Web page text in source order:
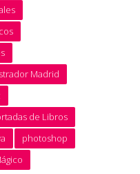
Madrid
de Libros
photoshop